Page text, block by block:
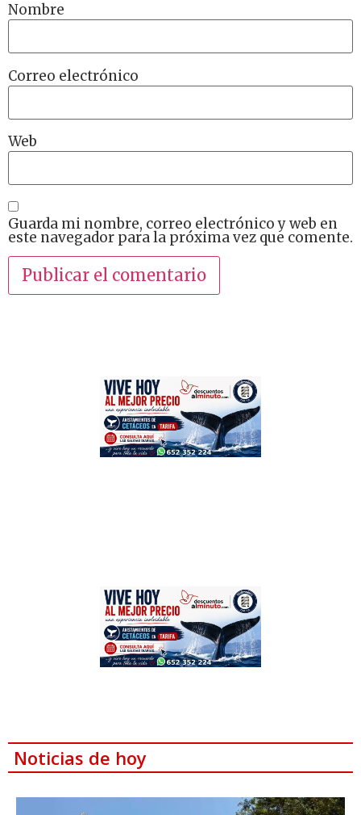
Nombre
Correo electrónico
Web
Guarda mi nombre, correo electrónico y web en
este navegador para la próxima vez que comente.
Noticias de hoy